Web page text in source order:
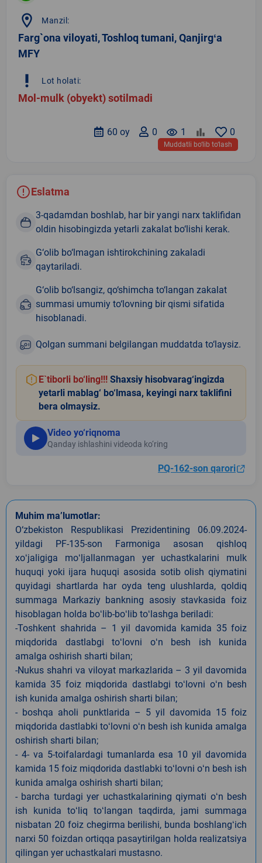
location_on Manzil:
Farg`ona viloyati, Toshloq tumani, Qanjirgʻa
MFY
priority_high Lot holati:
Mol-mulk (obyekt) sotilmadi
0
remove_red_eye 1
0
60 oy
Muddatli bo‘lib to‘lash
Eslatma
3-qadamdan boshlab, har bir yangi narx taklifidan
oldin hisobingizda yetarli zakalat bo‘lishi kerak.
G‘olib bo‘lmagan ishtirokchining zakaladi
qaytariladi.
G‘olib bo‘lsangiz, qo‘shimcha to‘langan zakalat
summasi umumiy to‘lovning bir qismi sifatida
hisoblanadi.
Qolgan summani belgilangan muddatda to‘laysiz.
E`tiborli bo‘ling!!! Shaxsiy hisobvarag‘ingizda
yetarli mablag‘ bo‘lmasa, keyingi narx taklifini
bera olmaysiz.
Video yo‘riqnoma
Qanday ishlashini videoda ko‘ring
PQ-162-son qarori
Muhim ma’lumotlar:
O‘zbekiston Respublikasi Prezidentining 06.09.2024-
yildagi PF-135-son Farmoniga asosan qishloq
xoʻjaligiga moʻljallanmagan yer uchastkalarini mulk
huquqi yoki ijara huquqi asosida sotib olish qiymatini
quyidagi shartlarda har oyda teng ulushlarda, qoldiq
summaga Markaziy bankning asosiy stavkasida foiz
hisoblagan holda boʻlib-boʻlib toʻlashga beriladi:
-Toshkent shahrida – 1 yil davomida kamida 35 foiz
miqdorida dastlabgi toʻlovni oʻn besh ish kunida
amalga oshirish sharti bilan;
-Nukus shahri va viloyat markazlarida – 3 yil davomida
kamida 35 foiz miqdorida dastlabgi toʻlovni oʻn besh
ish kunida amalga oshirish sharti bilan;
- boshqa aholi punktlarida – 5 yil davomida 15 foiz
miqdorida dastlabki toʻlovni oʻn besh ish kunida amalga
oshirish sharti bilan;
- 4- va 5-toifalardagi tumanlarda esa 10 yil davomida
kamida 15 foiz miqdorida dastlabki toʻlovni oʻn besh ish
kunida amalga oshirish sharti bilan;
- barcha turdagi yer uchastkalarining qiymati oʻn besh
ish kunida toʻliq toʻlangan taqdirda, jami summaga
nisbatan 20 foiz chegirma berilishi, bunda boshlangʻich
narxi 50 foizdan ortiqqa pasaytirilgan holda realizatsiya
qilingan yer uchastkalari mustasno.